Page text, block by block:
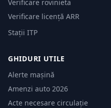
Verificare rovinieta
Verificare licență ARR
Stații ITP
GHIDURI UTILE
Alerte mașină
Amenzi auto 2026
Acte necesare circulație